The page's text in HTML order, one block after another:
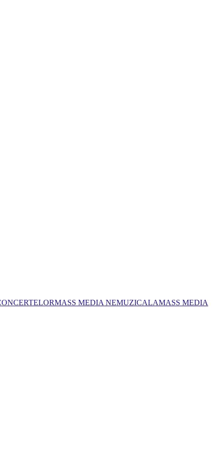
MASS MEDIA NEMUZICALAMASS MEDIA